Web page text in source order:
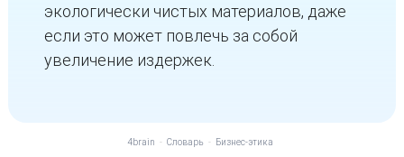
экологически чистых материалов, даже
если это может повлечь за собой
увеличение издержек.
4brain - Словарь - Бизнес-этика